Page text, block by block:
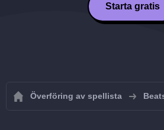
Starta gratis
Överföring av spellista